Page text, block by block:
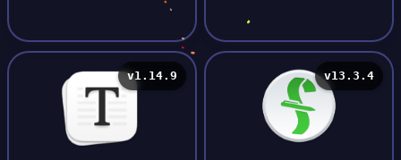
v1.14.9 v13.3.4